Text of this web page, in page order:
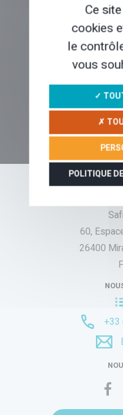
QUI
60,
26400
+33
Ce
cookies
le
vous
✓
✗
POLITIQUE